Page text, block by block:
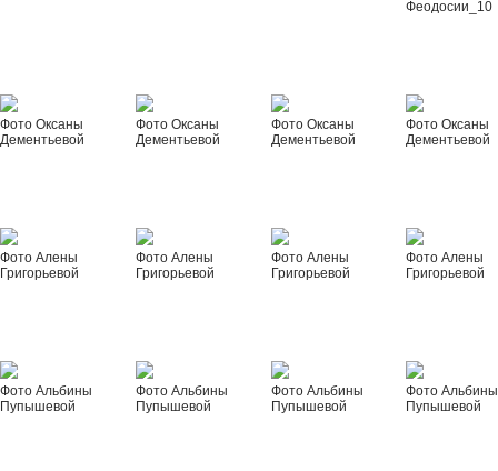
Феодосии_10
Фото Оксаны
Дементьевой
Фото Оксаны
Дементьевой
Фото Оксаны
Дементьевой
Фото Оксаны
Дементьевой
Фото Алены
Григорьевой
Фото Алены
Григорьевой
Фото Алены
Григорьевой
Фото Алены
Григорьевой
Фото Альбины
Пупышевой
Фото Альбины
Пупышевой
Фото Альбины
Пупышевой
Фото Альбины
Пупышевой